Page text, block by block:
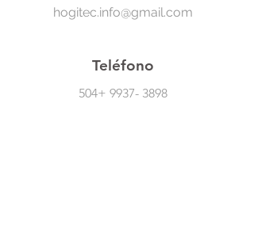
-Puerto USB
-5 puntas de silicona
-Giroscopio direccional de tres ejes
-Compatible con sistemas iOS y Android
hogitec.info@gmail.com
Teléfono
504+ 9937- 3898